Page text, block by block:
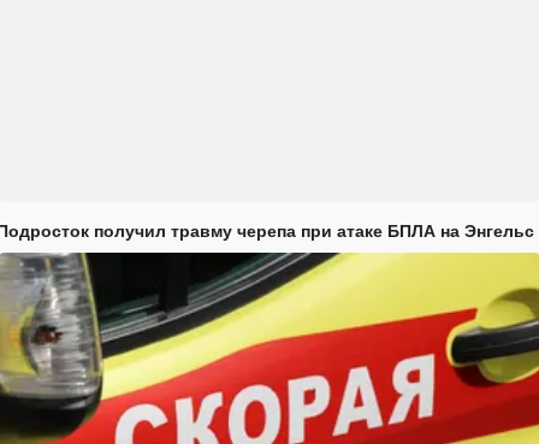
получил травму черепа при атаке БПЛА на Энгельс